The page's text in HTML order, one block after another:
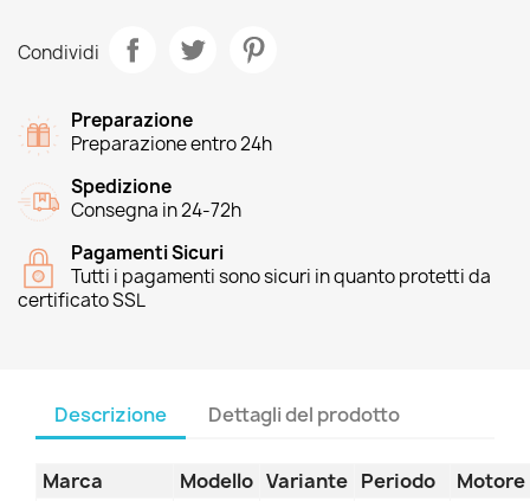
Condividi
Preparazione
Preparazione entro 24h
Spedizione
Consegna in 24-72h
Pagamenti Sicuri
Tutti i pagamenti sono sicuri in quanto protetti da
certificato SSL
Descrizione Dettagli del prodotto
Marca Modello Variante Periodo
Motore